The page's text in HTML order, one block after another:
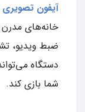
آیفون
خانه‌های مدرن
ضبط ویدیو،
دستگاه
شما بازی کند.